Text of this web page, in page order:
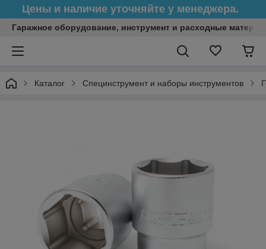
Цены и наличие уточняйте у менеджера.
Гаражное оборудование, инструмент и расходные
Каталог Специнструмент и наборы инструментов